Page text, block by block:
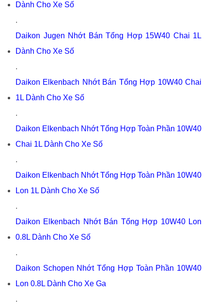
Dành Cho Xe Số
.
Daikon Jugen Nhớt Bán Tổng Hợp 15W40 Chai 1L
Dành Cho Xe Số
.
Daikon Elkenbach Nhớt Bán Tổng Hợp 10W40 Chai
1L Dành Cho Xe Số
.
Daikon Elkenbach Nhớt Tổng Hợp Toàn Phần 10W40
Chai 1L Dành Cho Xe Số
.
Daikon Elkenbach Nhớt Tổng Hợp Toàn Phần 10W40
Lon 1L Dành Cho Xe Số
.
Daikon Elkenbach Nhớt Bán Tổng Hợp 10W40 Lon
0.8L Dành Cho Xe Số
.
Daikon Schopen Nhớt Tổng Hợp Toàn Phần 10W40
Lon 0.8L Dành Cho Xe Ga
.